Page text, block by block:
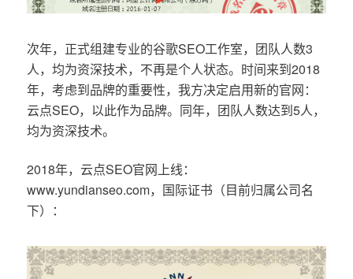
次年，正式组建专业的谷歌SEO工作室，团队人数3
人，均为资深技术，不再是个人状态。时间来到2018
年，考虑到品牌的重要性，我方决定启用新的官网：
云点SEO，以此作为品牌。同年，团队人数达到5人，
均为资深技术。
2018年，云点SEO官网上线：
www.yundianseo.com，国际证书（目前归属公司名
下）：